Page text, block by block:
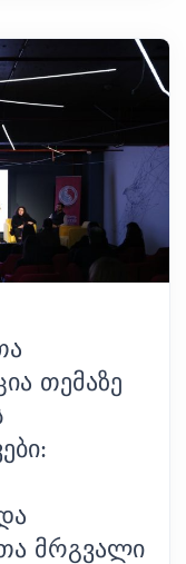
ᲗᲔᲛᲐᲖᲔ
ᲛᲠᲒᲕᲐᲚᲘ